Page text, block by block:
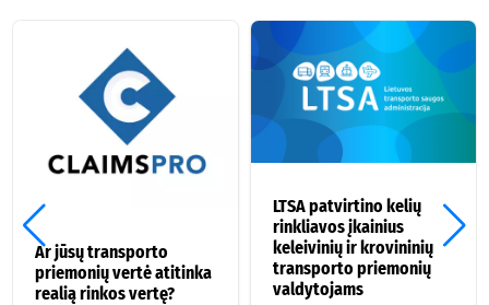
Ar jūsų transporto
priemonių vertė atitinka
realią rinkos vertę?
LTSA patvirtino kelių
rinkliavos įkainius
keleivinių ir krovininių
transporto priemonių
valdytojams